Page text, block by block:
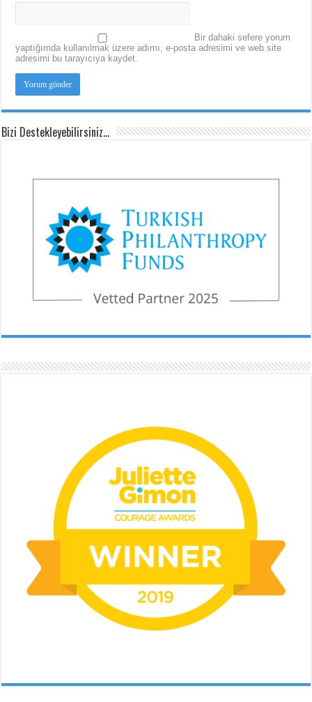
Bir dahaki sefere yorum
yaptığımda kullanılmak üzere adımı, e-posta adresimi ve web site
adresimi bu tarayıcıya kaydet.
Bizi Destekleyebilirsiniz…